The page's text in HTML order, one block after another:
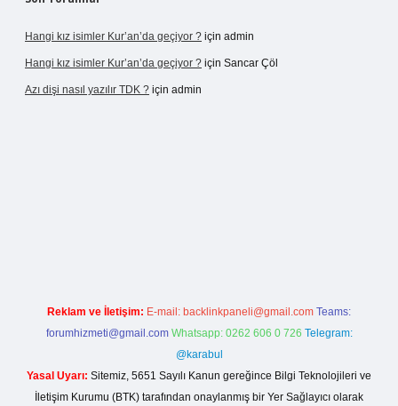
Hangi kız isimler Kur’an’da geçiyor ? için admin
Hangi kız isimler Kur’an’da geçiyor ? için Sancar Çöl
Azı dişi nasıl yazılır TDK ? için admin
Reklam ve İletişim: E-mail: backlinkpaneli@gmail.com Teams:
forumhizmeti@gmail.com Whatsapp: 0262 606 0 726 Telegram:
@karabul
Yasal Uyarı: Sitemiz, 5651 Sayılı Kanun gereğince Bilgi Teknolojileri ve
İletişim Kurumu (BTK) tarafından onaylanmış bir Yer Sağlayıcı olarak